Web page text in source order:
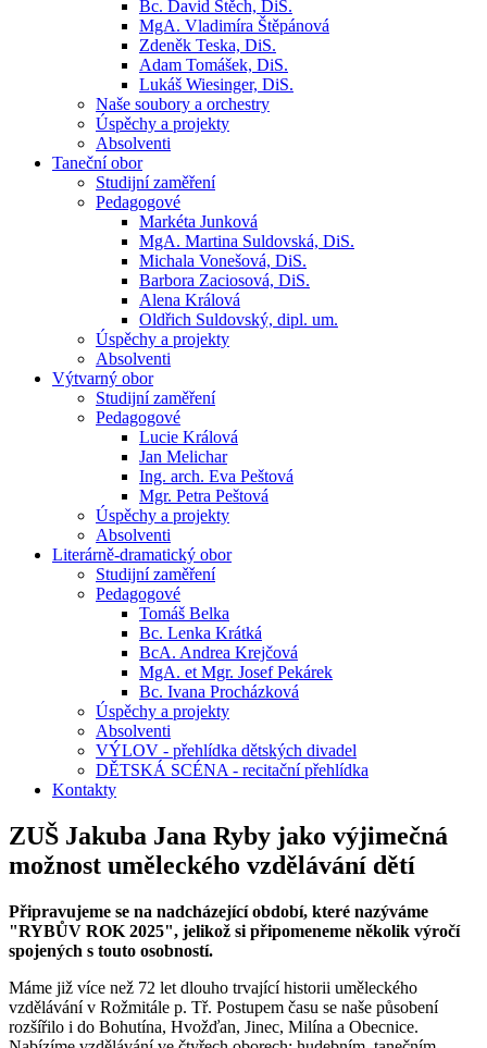
Bc. David Štěch, DiS.
MgA. Vladimíra Štěpánová
Zdeněk Teska, DiS.
Adam Tomášek, DiS.
Lukáš Wiesinger, DiS.
Naše soubory a orchestry
Úspěchy a projekty
Absolventi
Taneční obor
Studijní zaměření
Pedagogové
Markéta Junková
MgA. Martina Suldovská, DiS.
Michala Vonešová, DiS.
Barbora Zaciosová, DiS.
Alena Králová
Oldřich Suldovský, dipl. um.
Úspěchy a projekty
Absolventi
Výtvarný obor
Studijní zaměření
Pedagogové
Lucie Králová
Jan Melichar
Ing. arch. Eva Peštová
Mgr. Petra Peštová
Úspěchy a projekty
Absolventi
Literárně-dramatický obor
Studijní zaměření
Pedagogové
Tomáš Belka
Bc. Lenka Krátká
BcA. Andrea Krejčová
MgA. et Mgr. Josef Pekárek
Bc. Ivana Procházková
Úspěchy a projekty
Absolventi
VÝLOV - přehlídka dětských divadel
DĚTSKÁ SCÉNA - recitační přehlídka
Kontakty
ZUŠ Jakuba Jana Ryby jako výjimečná
možnost uměleckého vzdělávání dětí
Připravujeme se na nadcházející období, které nazýváme
"RYBŮV ROK 2025", jelikož si připomeneme několik výročí
spojených s touto osobností.
Máme již více než 72 let dlouho trvající historii uměleckého
vzdělávání v Rožmitále p. Tř. Postupem času se naše působení
rozšířilo i do Bohutína, Hvožďan, Jinec, Milína a Obecnice.